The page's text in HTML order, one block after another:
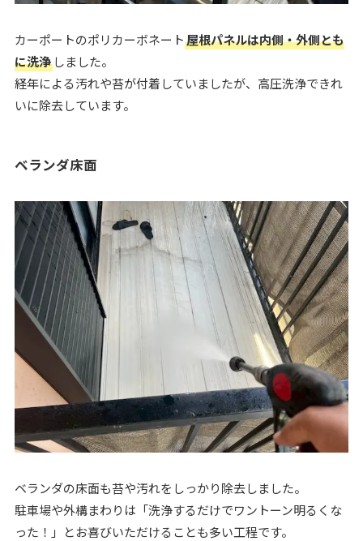
カーポートのポリカーボネート屋根パネルは内側・外側とも
に洗浄しました。
経年による汚れや苔が付着していましたが、高圧洗浄できれ
いに除去しています。
ベランダ床面
ベランダの床面も苔や汚れをしっかり除去しました。
駐車場や外構まわりは「洗浄するだけでワントーン明るくな
った！」とお喜びいただけることも多い工程です。